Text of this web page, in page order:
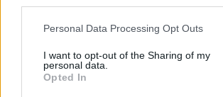
Personal Data Processing Opt Outs
I want to opt-out of the Sharing of my
personal data.
Opted In
România pe Primul Loc (Ponta)
Altul